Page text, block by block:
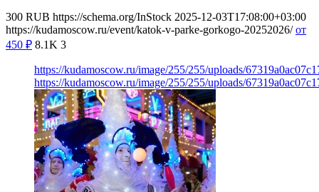
300 RUB https://schema.org/InStock 2025-12-03T17:08:00+03:00
https://kudamoscow.ru/event/katok-v-parke-gorkogo-20252026/ от
450 ₽ 8.1K 3
https://kudamoscow.ru/image/255/255/uploads/
https://kudamoscow.ru/image/255/255/uploads/